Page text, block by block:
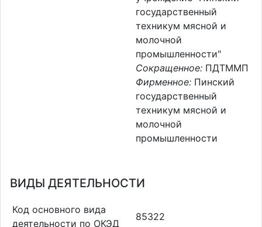
государственный
техникум мясной и
молочной
промышленности"
Сокращенное: ПДТММП
Фирменное: Пинский
государственный
техникум мясной и
молочной
промышленности
ВИДЫ ДЕЯТЕЛЬНОСТИ
Код основного вида
деятельности по ОКЭД
85322